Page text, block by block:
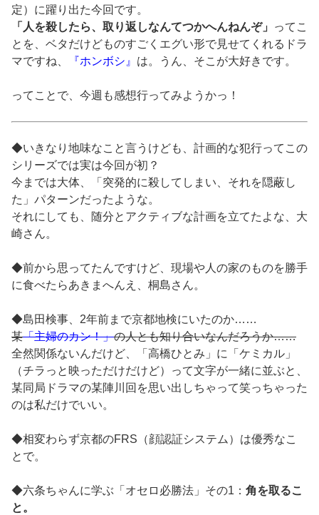
定）に躍り出た今回です。
「人を殺したら、取り返しなんてつかへんねんぞ」
ってこ
とを、ベタだけどものすごくエグい形で見せてくれるドラ
マですね、
『ホンボシ』 は。うん、そこが大好きです。
ってことで、今週も感想行ってみようかっ！
◆いきなり地味なこと言うけども、計画的な犯行ってこの
シリーズでは実は今回が初？
今までは大体、「突発的に殺してしまい、それを隠蔽し
た」パターンだったような。
それにしても、随分とアクティブな計画を立てたよな、大
崎さん。
◆前から思ってたんですけど、現場や人の家のものを勝手
に食べたらあきまへんえ、桐島さん。
◆島田検事、2年前まで京都地検にいたのか……
某「主婦のカン！」の人とも知り合いなんだろうか……
全然関係ないんだけど、「高橋ひとみ」に「ケミカル」
（チラっと映っただけだけど）って文字が一緒に並ぶと、
某同局ドラマの某陣川回を思い出しちゃって笑っちゃった
のは私だけでいい。
◆相変わらず京都のFRS（顔認証システム）は優秀なこ
とで。
◆六条ちゃんに学ぶ「オセロ必勝法」その1： 角を取るこ
と。